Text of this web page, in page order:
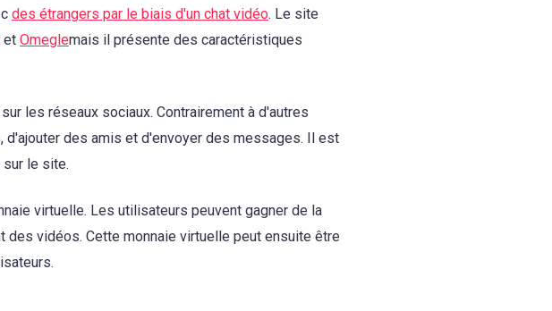
des étrangers par le biais d'un chat vidéo. Le site
et Omeglemais il présente des caractéristiques
les réseaux sociaux. Contrairement à d'autres
des amis et d'envoyer des messages. Il est
le site.
virtuelle. Les utilisateurs peuvent gagner de la
vidéos. Cette monnaie virtuelle peut ensuite être